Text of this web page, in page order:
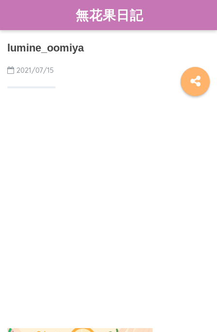
無花果日記
lumine_oomiya
2021/07/15